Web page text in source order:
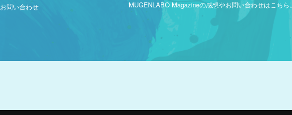
お問い合わせ MUGENLABO Magazineの感想やお問い合わせはこちら。